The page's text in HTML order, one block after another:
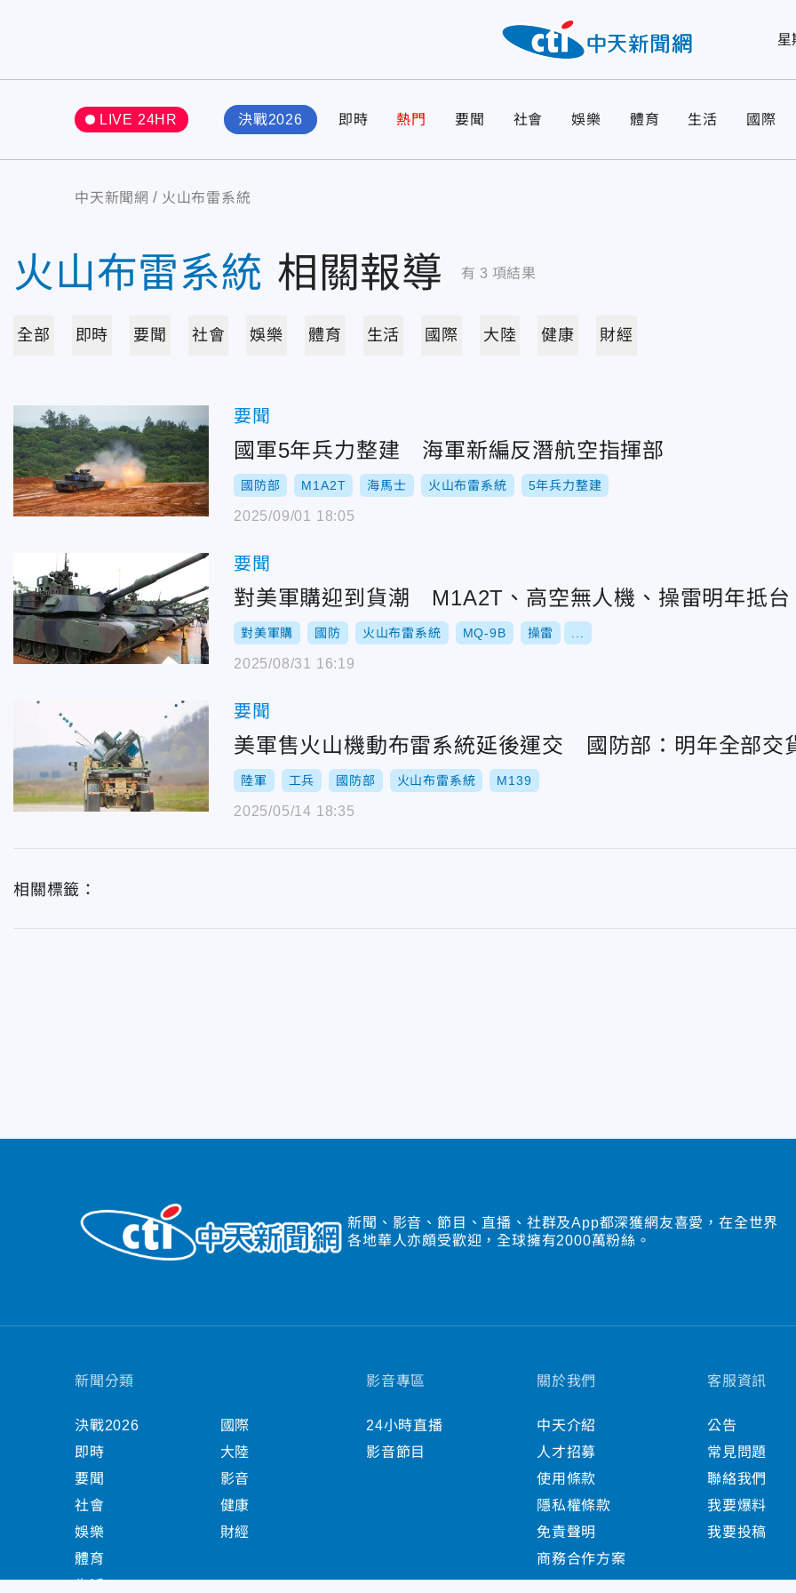
星
LIVE 24HR 決戰2026 即時 熱門 要聞 社會 娛樂 體育 生活 國際
中天新聞網 火山布雷系統
火山布雷系統 相關報導 有 3 項結果
全部 即時 要聞 社會 娛樂 體育 生活 國際 大陸 健康 財經
要聞
國軍5年兵力整建 海軍新編反潛航空指揮部
國防部 M1A2T 海馬士 火山布雷系統 5年兵力整建
2025/09/01 18:05
要聞
對美軍購迎到貨潮 M1A2T、高空無人機、操雷明年抵台
對美軍購 國防 火山布雷系統 MQ-9B 操雷
2025/08/31 16:19
要聞
美軍售火山機動布雷系統延後運交 國防部：明年全部交
陸軍 工兵 國防部 火山布雷系統 M139
2025/05/14 18:35
相關標籤：
新聞、影音、節目、直播、社群及App都深獲網友喜愛，在全世界
各地華人亦頗受歡迎，全球擁有2000萬粉絲。
新聞分類
決戰2026
即時
要聞
社會
娛樂
體育
國際
大陸
影音
健康
財經
影音專區
24小時直播
影音節目
關於我們
中天介紹
人才招募
使用條款
隱私權條款
免責聲明
商務合作方案
客服資訊
公告
常見問題
聯絡我們
我要爆料
我要投稿